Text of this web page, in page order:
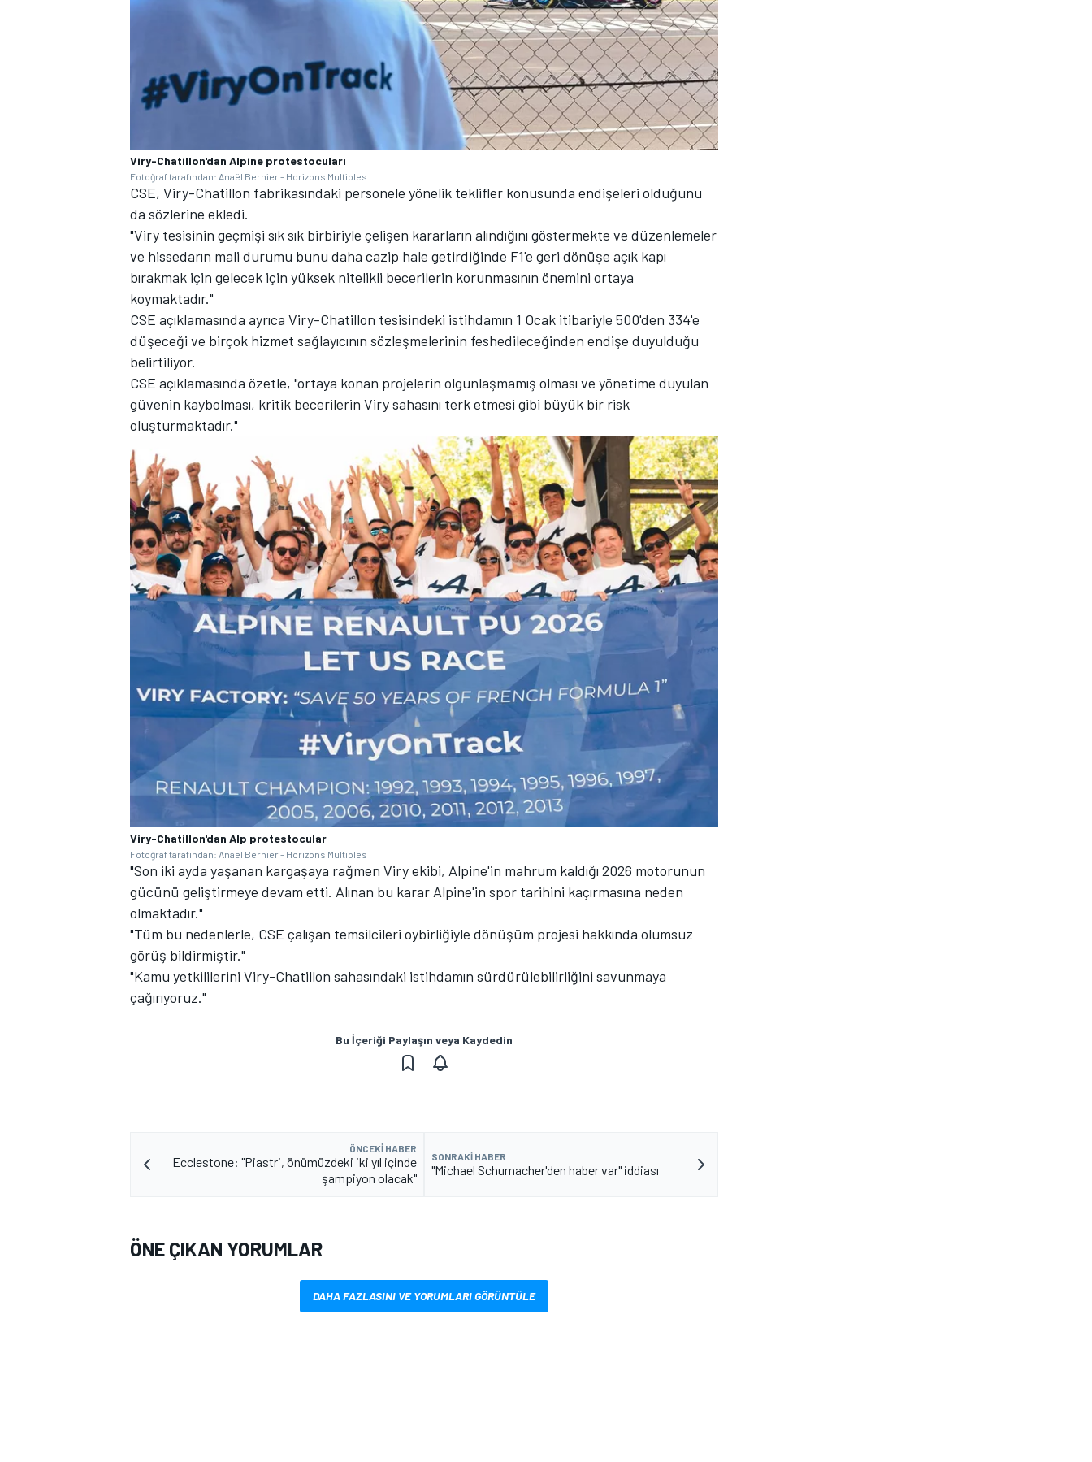
MOTOSİKLET
Viry-Chatillon'dan Alpine protestocuları
Fotoğraf tarafından: Anaël Bernier - Horizons Multiples
CSE, Viry-Chatillon fabrikasındaki personele yönelik teklifler konusunda endişeleri olduğunu
da sözlerine ekledi.
"Viry tesisinin geçmişi sık sık birbiriyle çelişen kararların alındığını göstermekte ve düzenlemeler
ve hissedarın mali durumu bunu daha cazip hale getirdiğinde F1'e geri dönüşe açık kapı
bırakmak için gelecek için yüksek nitelikli becerilerin korunmasının önemini ortaya
koymaktadır."
CSE açıklamasında ayrıca Viry-Chatillon tesisindeki istihdamın 1 Ocak itibariyle 500'den 334'e
düşeceği ve birçok hizmet sağlayıcının sözleşmelerinin feshedileceğinden endişe duyulduğu
belirtiliyor.
CSE açıklamasında özetle, "ortaya konan projelerin olgunlaşmamış olması ve yönetime duyulan
güvenin kaybolması, kritik becerilerin Viry sahasını terk etmesi gibi büyük bir risk
oluşturmaktadır."
Viry-Chatillon'dan Alp protestocular
Fotoğraf tarafından: Anaël Bernier - Horizons Multiples
"Son iki ayda yaşanan kargaşaya rağmen Viry ekibi, Alpine'in mahrum kaldığı 2026 motorunun
gücünü geliştirmeye devam etti. Alınan bu karar Alpine'in spor tarihini kaçırmasına neden
olmaktadır."
"Tüm bu nedenlerle, CSE çalışan temsilcileri oybirliğiyle dönüşüm projesi hakkında olumsuz
görüş bildirmiştir."
"Kamu yetkililerini Viry-Chatillon sahasındaki istihdamın sürdürülebilirliğini savunmaya
çağırıyoruz."
Bu İçeriği Paylaşın veya Kaydedin
ÖNCEKI HABER
Ecclestone: "Piastri, önümüzdeki iki yıl içinde
şampiyon olacak"
SONRAKI HABER
"Michael Schumacher'den haber var" iddiası
ÖNE ÇIKAN YORUMLAR
DAHA FAZLASINI VE YORUMLARI GÖRÜNTÜLE